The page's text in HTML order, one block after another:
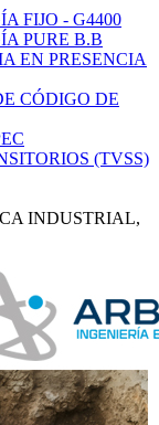
FIJO - G4400
PURE B.B
EN PRESENCIA
CÓDIGO DE
(TVSS)
INDUSTRIAL,